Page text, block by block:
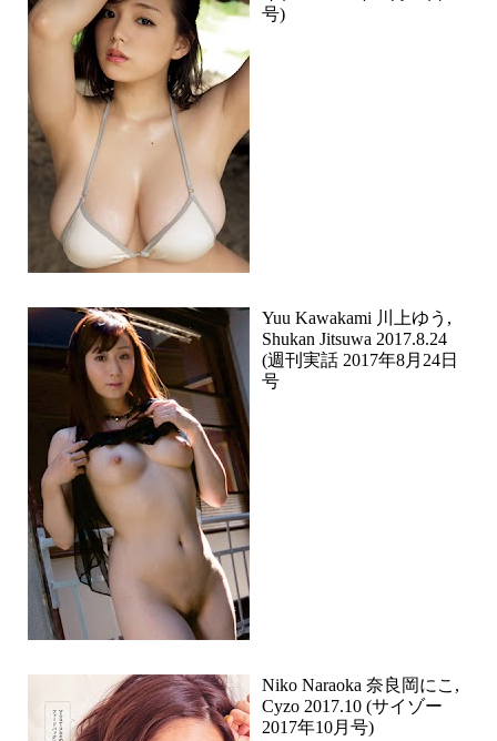
号)
Yuu Kawakami 川上ゆう,
Shukan Jitsuwa 2017.8.24
(週刊実話 2017年8月24日
号
Niko Naraoka 奈良岡にこ,
Cyzo 2017.10 (サイゾー
2017年10月号)